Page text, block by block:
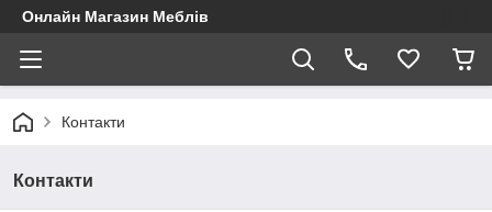
Онлайн Магазин Меблів
Контакти
Контакти